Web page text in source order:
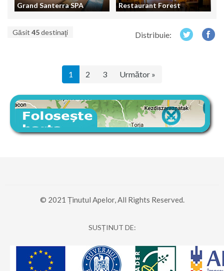
Grand Santerra SPA Restaurant Forest
Găsit 45destinaţi Distribuie:
1 2 3 Următor »
© 2021 Ținutul Apelor, All Rights Reserved.
SUSȚINUT DE: